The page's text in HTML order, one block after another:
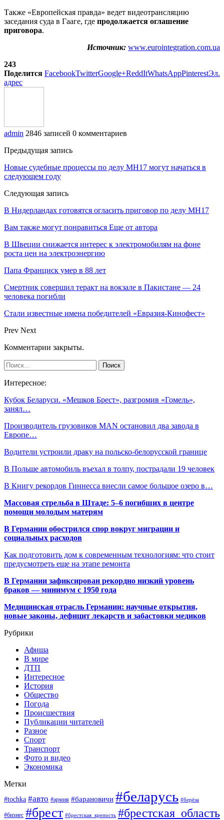
Также «Европейская правда» ведет видеотрансляцию
заседания суда в Гааге, где продолжается оглашение
приговора.
Источник: www.eurointegration.com.ua
243
Поделится FacebookTwitterGoogle+ReddItWhatsAppPinterestЭл.
адрес
admin 2846 записей 0 комментариев
Предыдущая запись
Новые судебные процессы по делу МН17 могут начаться в
следующем году
Следующая запись
В Нидерландах готовятся огласить приговор по делу MH17
Вам также могут понравиться Еще от автора
В Швеции снижается интерес к электромобилям на фоне
роста цен на электроэнергию
Папа Франциск умер в 88 лет
Смертник совершил теракт на вокзале в Пакистане — 24
человека погибли
Стали известные имена победителей «Евразия-Кинофест»
Prev Next
Комментарии закрыты.
Интересное:
Кубок Беларуси. «Мешков Брест», разгромив «Гомель»,
занял…
Производитель грузовиков MAN остановил два завода в
Европе…
Водители устроили драку на польско-белорусской границе
В Польше автомобиль въехал в толпу, пострадали 19 человек
В Книгу рекордов Гиннесса внесли самое большое озеро в…
Массовая стрельба в Штаде: 5–6 погибших в центре
помощи молодым матерям
В Германии обострился спор вокруг миграции и
социальных расходов
Как подготовить дом к современным технологиям: что стоит
предусмотреть еще на этапе ремонта
В Германии зафиксирован рекордно низкий уровень
браков — минимум с 1950 года
Медицинская отрасль Германии: научные открытия,
новые законы, дефицит лекарств и забастовки медиков
Рубрики
Афиша
В мире
ДТП
Интересное
История
Общество
Погода
Происшествия
Публикации читателей
Разное
Спорт
Транспорт
Фото и видео
Экономика
Метки
#tochka #авто #армия #барановичи #беларусь #берёза
#бизнес #брест #брестская_крепость #брестская_область